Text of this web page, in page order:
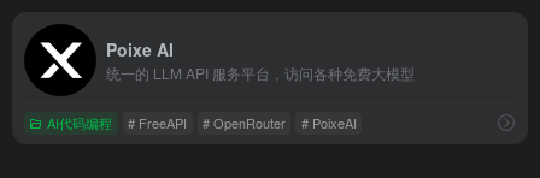
Poixe AI
统一的 LLM API 服务平台，访问各种免费大模型
AI代码编程 # FreeAPI # OpenRouter # PoixeAI